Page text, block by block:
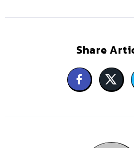
Share